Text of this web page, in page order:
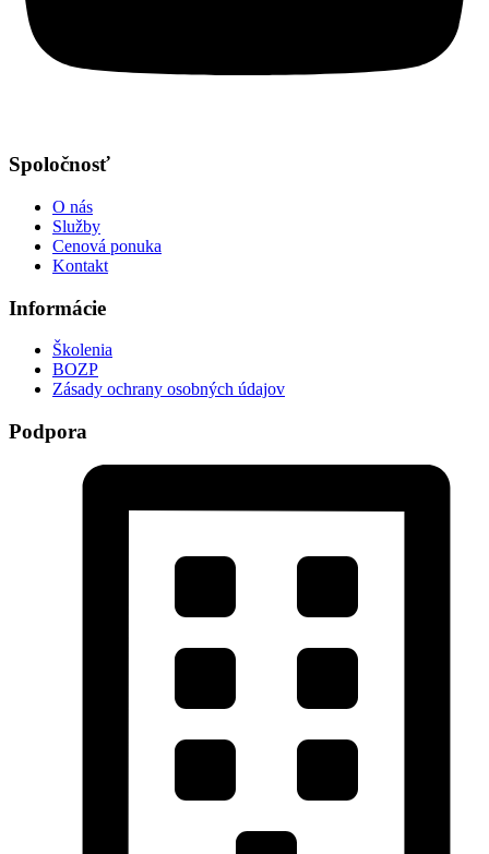
Spoločnosť
O nás
Služby
Cenová ponuka
Kontakt
Informácie
Školenia
BOZP
Zásady ochrany osobných údajov
Podpora